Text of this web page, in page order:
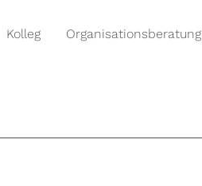
Kolleg Organisationsberatung